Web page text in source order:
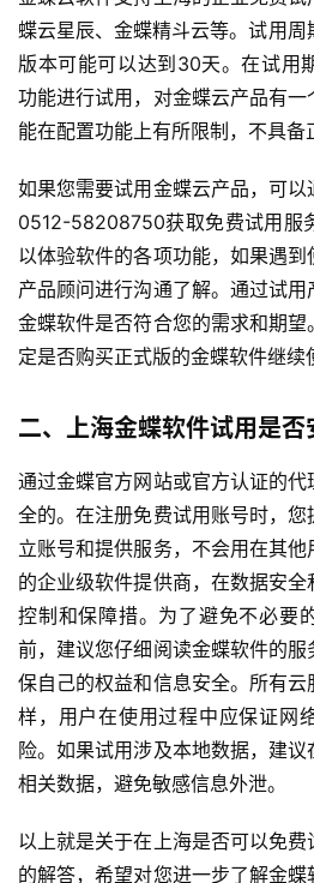
蝶云星辰、金蝶精斗云等。试用
版本可能可以达到30天。在试用
功能进行试用，对金蝶云产品有
能在配置功能上有所限制，不具备
如果您需要试用金蝶云产品，可
0512-58208750获取免费试用服
以体验软件的各项功能，如果遇
产品顾问进行沟通了解。通过试
金蝶软件是否符合您的需求和期
定是否购买正式版的金蝶软件继续
二、上海金蝶软件试用是否
通过金蝶官方网站或官方认证的
全的。在注册免费试用账号时，
立账号和提供服务，不会用在其
的企业级软件提供商，在数据安
控制和保障措。为了避免不必要
前，建议您仔细阅读金蝶软件的
保自己的权益和信息安全。所有
样，用户在使用过程中应保证网
险。如果试用涉及本地数据，建
相关数据，避免敏感信息外泄。
以上就是关于在上海是否可以免
的解答，希望对您进一步了解金